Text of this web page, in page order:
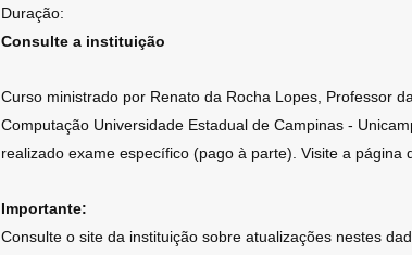
Duração:
Consulte a instituição
Curso ministrado por Renato da Rocha Lopes, Professor
Computação Universidade Estadual de Campinas -
realizado exame específico (pago à parte). Visite a página
Importante:
Consulte o site da instituição sobre atualizações nestes